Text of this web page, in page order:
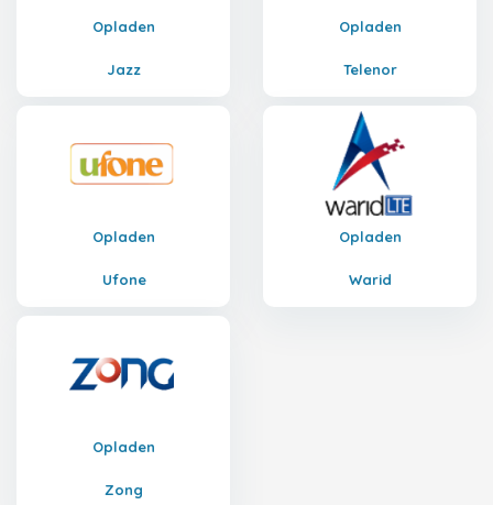
Opladen
Jazz
Opladen
Telenor
Opladen
Ufone
Opladen
Warid
Opladen
Zong